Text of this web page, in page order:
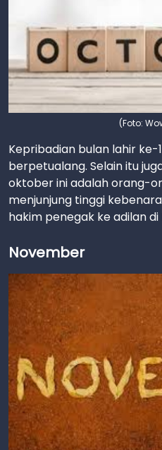
(Foto:
Kepribadian bulan lahir
berpetualang. Selain itu
oktober ini adalah orang-
menjunjung tinggi
hakim penegak ke adilan di
November